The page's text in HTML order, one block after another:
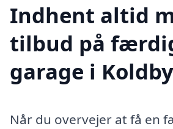
Indhent altid
tilbud på
garage i Koldby
Når du overvejer at få en